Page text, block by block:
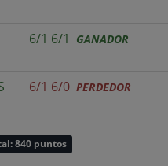
6/1 6/1 GANADOR
6/1 6/0 PERDEDOR
840 puntos